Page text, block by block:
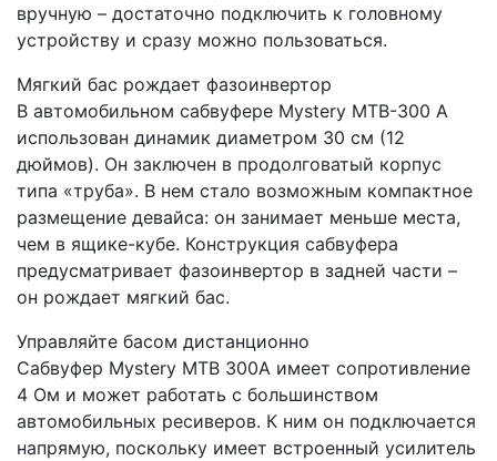
вручную – достаточно подключить к головному
устройству и сразу можно пользоваться.
Мягкий бас рождает фазоинвертор
В автомобильном сабвуфере Mystery MTB-300 A
использован динамик диаметром 30 см (12
дюймов). Он заключен в продолговатый корпус
типа «труба». В нем стало возможным компактное
размещение девайса: он занимает меньше места,
чем в ящике-кубе. Конструкция сабвуфера
предусматривает фазоинвертор в задней части –
он рождает мягкий бас.
Управляйте басом дистанционно
Сабвуфер Mystery MTB 300A имеет сопротивление
4 Ом и может работать с большинством
автомобильных ресиверов. К ним он подключается
напрямую, поскольку имеет встроенный усилитель